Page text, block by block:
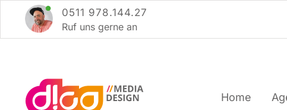
Inhalt
springen
0511 978.144.27
Ruf uns ger­ne an
Home